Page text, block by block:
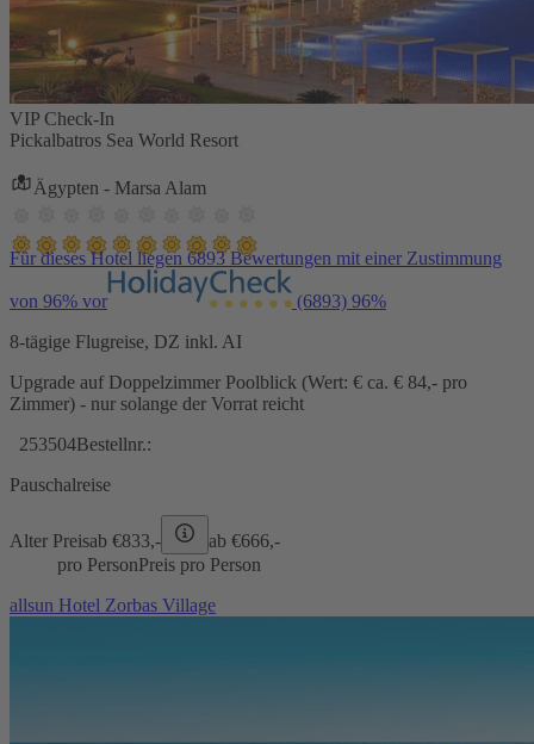
VIP Check-In
Pickalbatros Sea World Resort
Ägypten - Marsa Alam
Für dieses Hotel liegen 6893 Bewertungen mit einer Zustimmung
von 96% vor (6893) 96%
8-tägige Flugreise, DZ inkl. AI
Upgrade auf Doppelzimmer Poolblick (Wert: € ca. € 84,- pro
Zimmer) - nur solange der Vorrat reicht
253504Bestellnr.:
Pauschalreise
Alter Preisab €833,- ab €666,-
pro PersonPreis pro Person
allsun Hotel Zorbas Village